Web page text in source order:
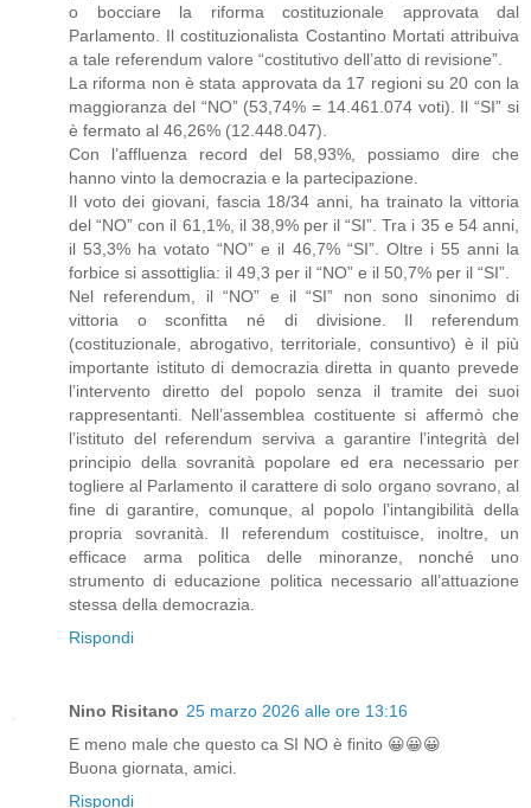
o bocciare la riforma costituzionale approvata dal
Parlamento. Il costituzionalista Costantino Mortati attribuiva
a tale referendum valore “costitutivo dell’atto di revisione”.
La riforma non è stata approvata da 17 regioni su 20 con la
maggioranza del “NO” (53,74% = 14.461.074 voti). Il “SI” si
è fermato al 46,26% (12.448.047).
Con l’affluenza record del 58,93%, possiamo dire che
hanno vinto la democrazia e la partecipazione.
Il voto dei giovani, fascia 18/34 anni, ha trainato la vittoria
del “NO” con il 61,1%, il 38,9% per il “SI”. Tra i 35 e 54 anni,
il 53,3% ha votato “NO” e il 46,7% “SI”. Oltre i 55 anni la
forbice si assottiglia: il 49,3 per il “NO” e il 50,7% per il “SI”.
Nel referendum, il “NO” e il “SI” non sono sinonimo di
vittoria o sconfitta né di divisione. Il referendum
(costituzionale, abrogativo, territoriale, consuntivo) è il più
importante istituto di democrazia diretta in quanto prevede
l’intervento diretto del popolo senza il tramite dei suoi
rappresentanti. Nell’assemblea costituente si affermò che
l’istituto del referendum serviva a garantire l’integrità del
principio della sovranità popolare ed era necessario per
togliere al Parlamento il carattere di solo organo sovrano, al
fine di garantire, comunque, al popolo l’intangibilità della
propria sovranità. Il referendum costituisce, inoltre, un
efficace arma politica delle minoranze, nonché uno
strumento di educazione politica necessario all’attuazione
stessa della democrazia.
Rispondi
Nino Risitano 25 marzo 2026 alle ore 13:16
E meno male che questo ca SI NO è finito 😀😀😀
Buona giornata, amici.
Rispondi